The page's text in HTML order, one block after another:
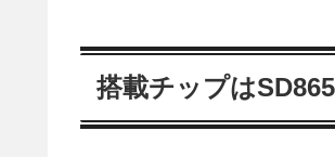
搭載チップは